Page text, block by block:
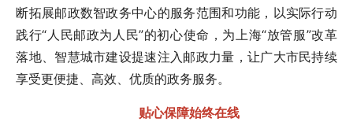
断拓展邮政数智政务中心的服务范围和功能，以实际行动
践行“人民邮政为人民”的初心使命，为上海“放管服”改革
落地、智慧城市建设提速注入邮政力量，让广大市民持续
享受更便捷、高效、优质的政务服务。
贴心保障始终在线